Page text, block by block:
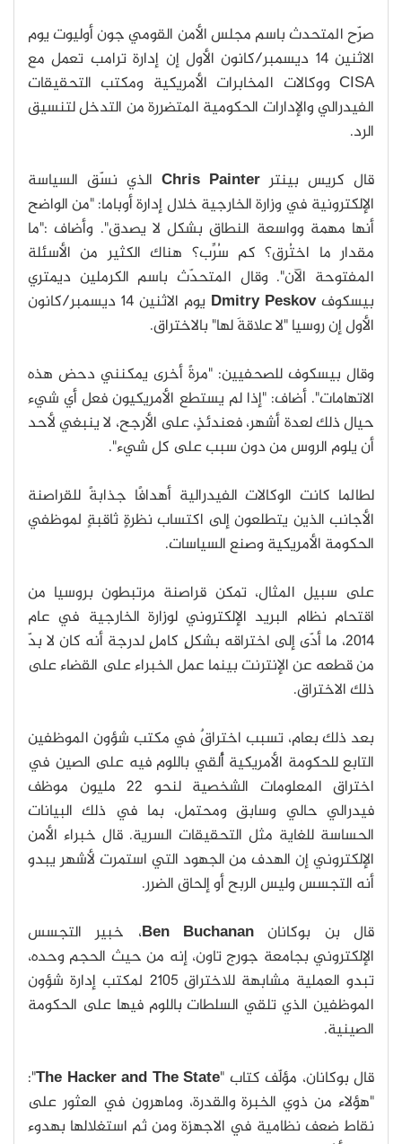
صرّح المتحدث باسم مجلس الأمن القومي جون أوليوت يوم
الاثنين 14 ديسمبر/كانون الأول إن إدارة ترامب تعمل مع
CISA ووكالات المخابرات الأمريكية ومكتب التحقيقات
الفيدرالي والإدارات الحكومية المتضررة من التدخل لتنسيق
الرد.
قال كريس بينترChris Painter
الذي نسّق السياسة
الإلكترونية في وزارة الخارجية خلال إدارة أوباما: "من الواضح
أنها مهمة وواسعة النطاق بشكل لا يصدق". وأضاف :"ما
مقدار ما اختُرِق؟ كم سُرِّب؟ هناك الكثير من الأسئلة
المفتوحة الآن". وقال المتحدّث باسم الكرملين ديمتري
بيسكوفDmitry Peskov
يوم الاثنين 14 ديسمبر/كانون
الأول إن روسيا "لا علاقةَ لها" بالاختراق.
وقال بيسكوف للصحفيين: "مرةً أخرى يمكنني دحض هذه
الاتهامات". أضاف: "إذا لم يستطع الأمريكيون فعل أي شيء
حيال ذلك لعدة أشهر، فعندئذٍ، على الأرجح، لا ينبغي لأحد
أن يلوم الروس من دون سبب على كل شيء".
لطالما كانت الوكالات الفيدرالية أهدافًا جذابةً للقراصنة
الأجانب الذين يتطلعون إلى اكتساب نظرةٍ ثاقبةٍ لموظفي
الحكومة الأمريكية وصنع السياسات.
على سبيل المثال، تمكن قراصنة مرتبطون بروسيا من
اقتحام نظام البريد الإلكتروني لوزارة الخارجية في عام
2014، ما أدّى إلى اختراقه بشكلٍ كاملٍ لدرجة أنه كان لا بدّ
من قطعه عن الإنترنت بينما عمل الخبراء على القضاء على
ذلك الاختراق.
بعد ذلك بعام، تسبب اختراقٌ في مكتب شؤون الموظفين
التابع للحكومة الأمريكية أُلقي باللوم فيه على الصين في
اختراق المعلومات الشخصية لنحو 22 مليون موظف
فيدرالي حالي وسابق ومحتمل، بما في ذلك البيانات
الحساسة للغاية مثل التحقيقات السرية. قال خبراء الأمن
الإلكتروني إن الهدف من الجهود التي استمرت لأشهر يبدو
أنه التجسس وليس الربح أو إلحاق الضرر.
قال بن بوكانانBen Buchanan
، خبير التجسس
الإلكتروني بجامعة جورج تاون، إنه من حيث الحجم وحده،
تبدو العملية مشابهة للاختراق 2105 لمكتب إدارة شؤون
الموظفين الذي تلقي السلطات باللوم فيها على الحكومة
الصينية.
قال بوكانان، مؤلّف كتاب "The Hacker and The State
":
"هؤلاء من ذوي الخبرة والقدرة، وماهرون في العثور على
نقاط ضعف نظامية في الاجهزة ومن ثم استغلالها بهدوء